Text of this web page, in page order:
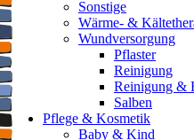
Sonstige
Wärme- &
Wundversorgung
Pflaster
Reinigung
Reinigung &
Salben
Pflege & Kosmetik
Baby & Kind